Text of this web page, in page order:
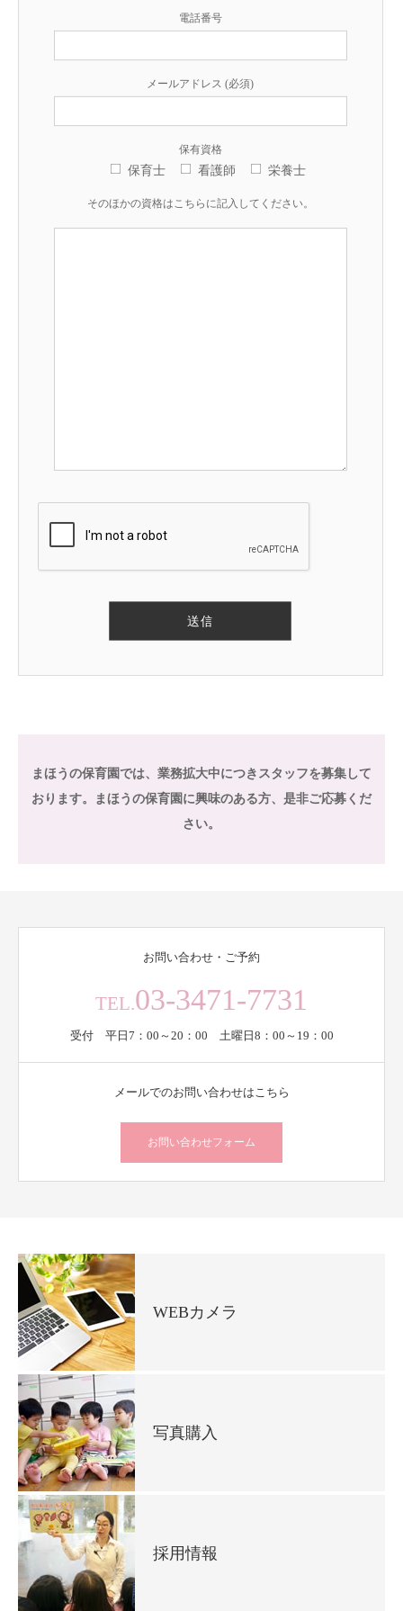
電話番号
メールアドレス (必須)
保有資格
保育士 看護師 栄養士
そのほかの資格はこちらに記入してください。
まほうの保育園では、業務拡大中につきスタッフを募集して
おります。まほうの保育園に興味のある方、是非ご応募くだ
さい。
お問い合わせ・ご予約
TEL.03-3471-7731
受付 平日7：00～20：00 土曜日8：00～19：00
メールでのお問い合わせはこちら
お問い合わせフォーム
WEBカメラ
写真購入
採用情報